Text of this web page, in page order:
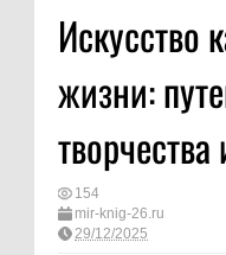
Искусство
жизни:
154
mir-knig-26.ru
29/12/2025